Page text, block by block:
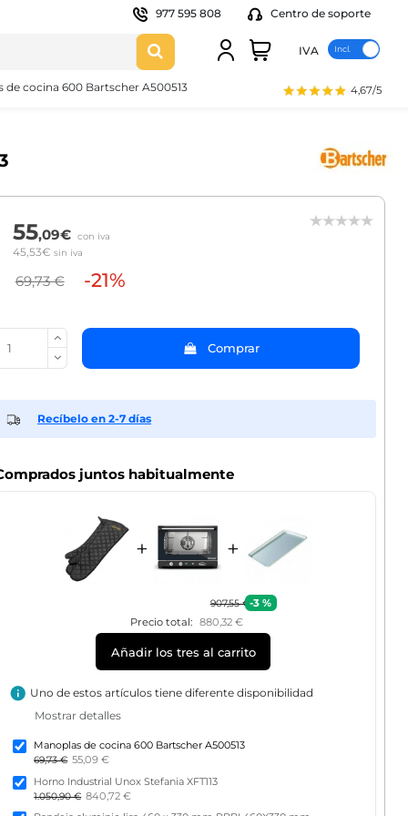
977 595 808 Centro de soporte
IVA
4,67/5
de cocina 600 Bartscher A500513
55,09€ con iva
45,53€ sin iva
69,73 € -21%
Comprar
Recíbelo en 2-7 días
juntos habitualmente
+ +
907,55 € -3 %
Precio total: 880,32 €
Añadir los tres al carrito
info Uno de estos artículos tiene diferente disponibilidad
Mostrar detalles
Manoplas de cocina 600 Bartscher A500513
69,73 € 55,09 €
Horno Industrial Unox Stefania XFT113
1.050,90 € 840,72 €